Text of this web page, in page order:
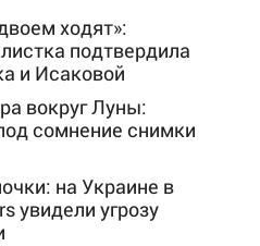
ходят»:
подтвердила
и Исаковой
вокруг Луны:
сомнение снимки
на Украине в
увидели угрозу